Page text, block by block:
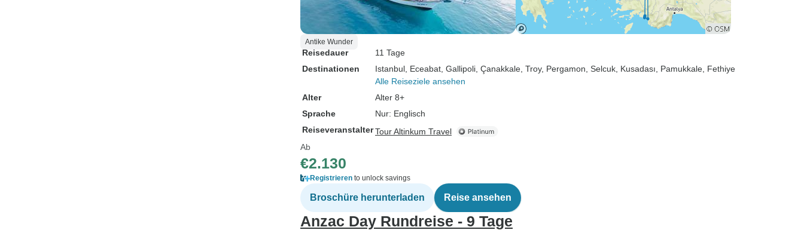
Antike Wunder
Reisedauer
11 Tage
Destinationen
Istanbul , Eceabat , Gallipoli , Çanakkale , Troy, Pergamon , Selcuk , Kusadası , Pamukkale , Fethiye
Alle Reiseziele ansehen
Alter
Alter 8+
Sprache
Nur: Englisch
ReiseveranstalterTour Altinkum Travel
Ab
€2.130
Registrieren to unlock savings
Broschüre herunterladen Reise ansehen
Anzac Day Rundreise - 9 Tage